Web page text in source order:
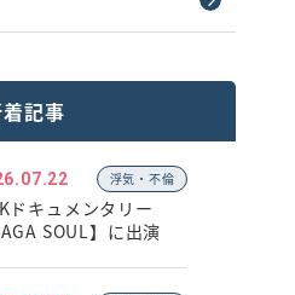
記事
浮気・不倫
ドキュメンタリー
SOUL】に出演